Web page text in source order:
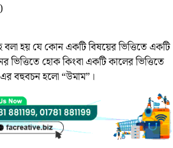
হয় যে কোন একটি বিষয়ের ভিত্তিতে একটি
ভিত্তিতে হোক কিংবা একটি কালের ভিত্তিতে
এর বহুবচন হলো “উমাম”।